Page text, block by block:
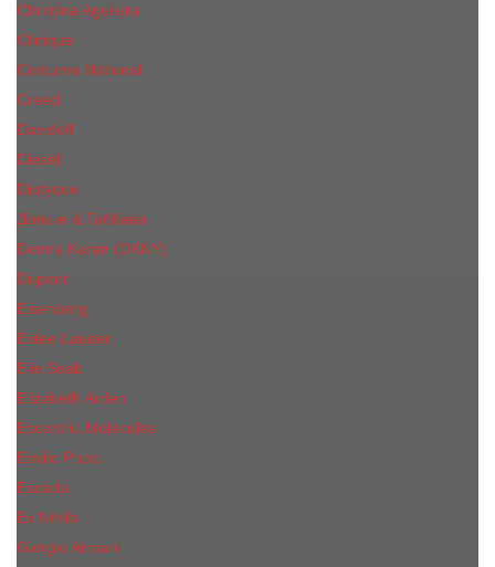
Christina Aguilera
Сliniquе
Costume National
Creed
Davidoff
Diesel
Diptyque
Дольче & Габбана
Donna Karan (DKNY)
Dupont
Eisenberg
Еsteе Lаudеr
Elie Saab
Elizabeth Arden
Escentric Molecules
Emilio Pucci
Escada
Ex Nihilo
Giorgio Armani